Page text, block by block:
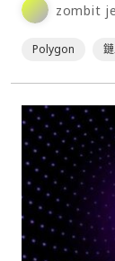
zombit
Polygon